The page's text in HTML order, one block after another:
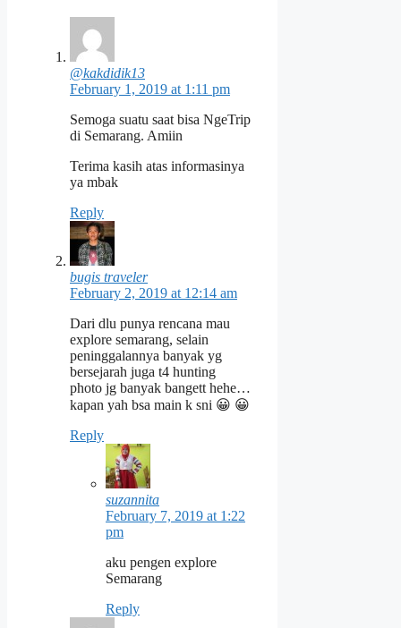
@kakdidik13
February 1, 2019 at 1:11 pm
Semoga suatu saat bisa NgeTrip
di Semarang. Amiin
Terima kasih atas informasinya
ya mbak
Reply
bugis traveler
February 2, 2019 at 12:14 am
Dari dlu punya rencana mau
explore semarang, selain
peninggalannya banyak yg
bersejarah juga t4 hunting
photo jg banyak bangett hehe…
kapan yah bsa main k sni 😀 😀
Reply
suzannita
February 7, 2019 at 1:22
pm
aku pengen explore
Semarang
Reply